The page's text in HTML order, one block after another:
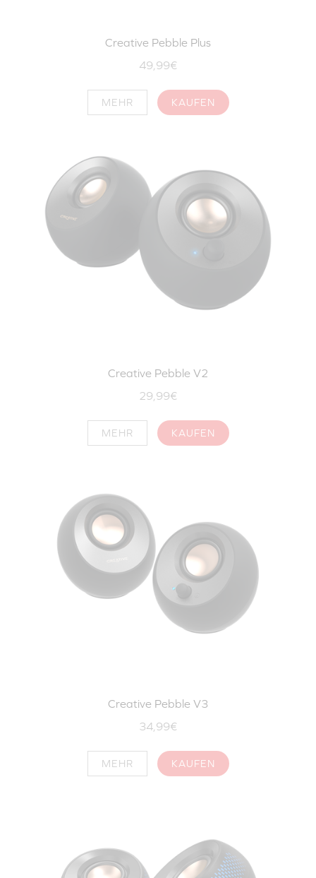
Creative Pebble Plus
49,99€
MEHR KAUFEN
Creative Pebble V2
29,99€
MEHR KAUFEN
Creative Pebble V3
34,99€
MEHR KAUFEN